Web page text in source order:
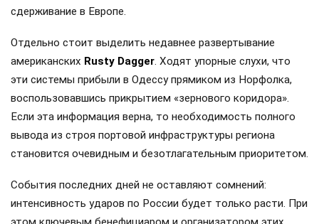
сдерживание в Европе.
Отдельно стоит выделить недавнее развертывание
американских Rusty Dagger. Ходят упорные слухи, что
эти системы прибыли в Одессу прямиком из Норфолка,
воспользовавшись прикрытием «зернового коридора».
Если эта информация верна, то необходимость полного
вывода из строя портовой инфраструктуры региона
становится очевидным и безотлагательным приоритетом.
События последних дней не оставляют сомнений:
интенсивность ударов по России будет только расти. При